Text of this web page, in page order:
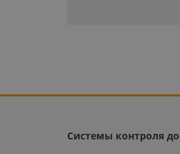
Системы контроля